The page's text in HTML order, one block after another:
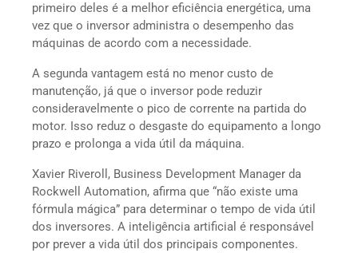
primeiro deles é a melhor eficiência energética, uma
vez que o inversor administra o desempenho das
máquinas de acordo com a necessidade.
A segunda vantagem está no menor custo de
manutenção, já que o inversor pode reduzir
consideravelmente o pico de corrente na partida do
motor. Isso reduz o desgaste do equipamento a longo
prazo e prolonga a vida útil da máquina.
Xavier Riveroll, Business Development Manager da
Rockwell Automation, afirma que “não existe uma
fórmula mágica” para determinar o tempo de vida útil
dos inversores. A inteligência artificial é responsável
por prever a vida útil dos principais componentes.